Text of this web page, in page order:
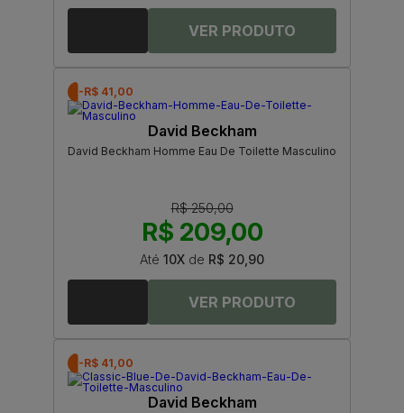
-R$ 41,00
David Beckham
David Beckham Homme Eau De Toilette Masculino
R$ 250,00
R$ 209,00
Até 10X de R$ 20,90
-R$ 41,00
David Beckham